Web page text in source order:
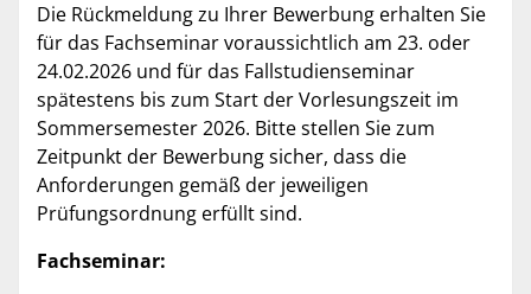
Die Rückmeldung zu Ihrer Bewerbung erhalten Sie
für das Fachseminar voraussichtlich am 23. oder
24.02.2026 und für das Fallstudienseminar
spätestens bis zum Start der Vorlesungszeit im
Sommersemester 2026. Bitte stellen Sie zum
Zeitpunkt der Bewerbung sicher, dass die
Anforderungen gemäß der jeweiligen
Prüfungsordnung erfüllt sind.
Fachseminar: